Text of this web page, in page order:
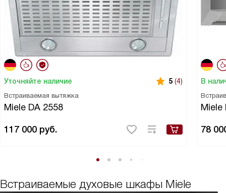
Уточняйте наличие 5 (4)
Встраиваемая вытяжка
Miele DA 2558
117 000 руб.
В
Miele
78
Встраиваемые духовые шкафы Miele